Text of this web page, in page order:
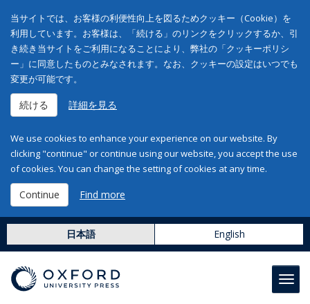
当サイトでは、お客様の利便性向上を図るためクッキー（Cookie）を
利用しています。お客様は、「続ける」のリンクをクリックするか、引
き続き当サイトをご利用になることにより、弊社の「クッキーポリシ
ー」に同意したものとみなされます。なお、クッキーの設定はいつでも
変更が可能です。
続ける 詳細を見る
We use cookies to enhance your experience on our website. By
clicking "continue" or continue using our website, you accept the use
of cookies. You can change the setting of cookies at any time.
Continue Find more
日本語 English